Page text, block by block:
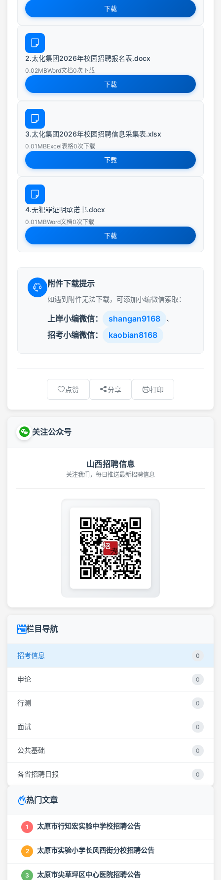
下载
2.太化集团2026年校园招聘报名表.docx
0.02MBWord文档0次下载
下载
3.太化集团2026年校园招聘信息采集表.xlsx
0.01MBExcel表格0次下载
下载
4.无犯罪证明承诺书.docx
0.01MBWord文档0次下载
下载
附件下载提示
如遇到附件无法下载，可添加小编微信索取：
上岸小编微信： shangan9168 、
招考小编微信： kaobian8168
点赞 分享 打印
关注公众号
山西招聘信息
关注我们，每日推送最新招聘信息
栏目导航
招考信息 0
申论 0
行测 0
面试 0
公共基础 0
各省招聘日报 0
热门文章
1 太原市行知宏实验中学校招聘公告
2 太原市实验小学长风西街分校招聘公告
3 太原市尖草坪区中心医院招聘公告